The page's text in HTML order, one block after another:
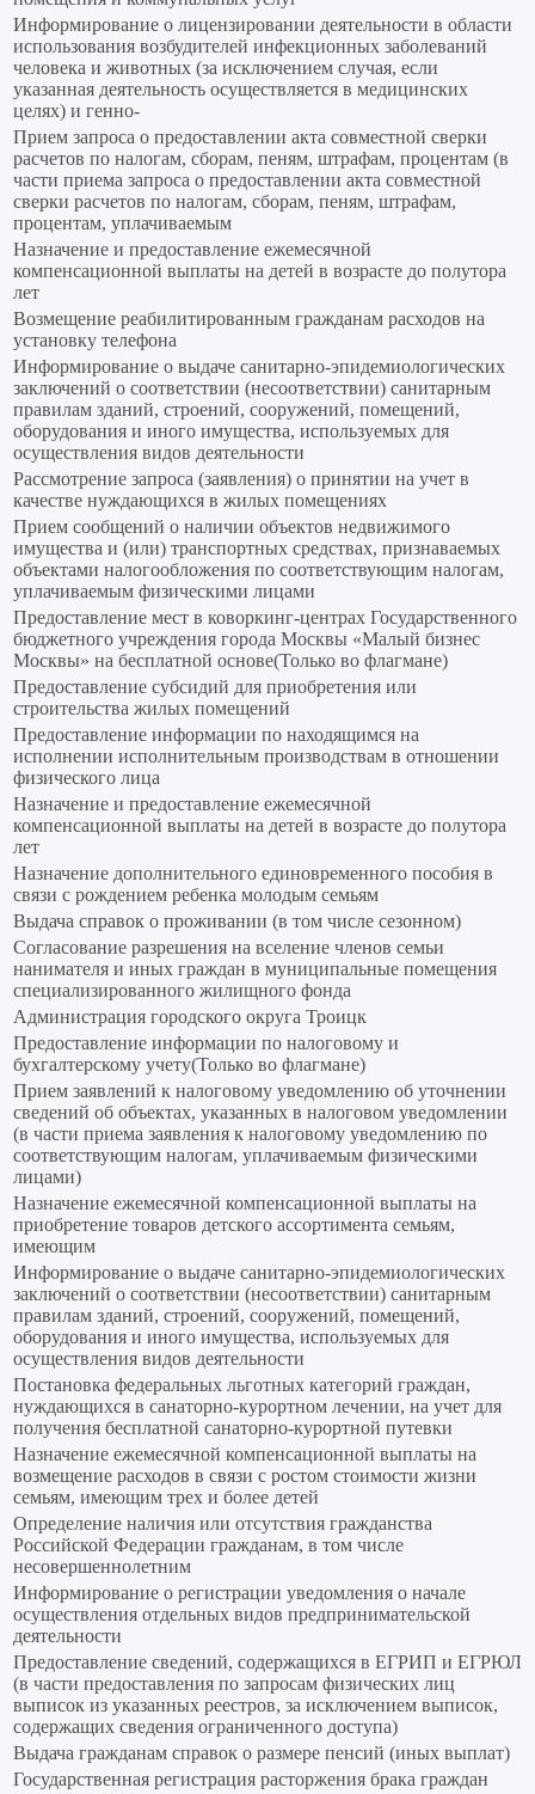
Информирование о лицензировании деятельности в области
использования возбудителей инфекционных заболеваний
человека и животных (за исключением случая, если
указанная деятельность осуществляется в медицинских
целях) и генно-
Прием запроса о предоставлении акта совместной сверки
расчетов по налогам, сборам, пеням, штрафам, процентам (в
части приема запроса о предоставлении акта совместной
сверки расчетов по налогам, сборам, пеням, штрафам,
процентам, уплачиваемым
Назначение и предоставление ежемесячной
компенсационной выплаты на детей в возрасте до полутора
лет
Возмещение реабилитированным гражданам расходов на
установку телефона
Информирование о выдаче санитарно-эпидемиологических
заключений о соответствии (несоответствии) санитарным
правилам зданий, строений, сооружений, помещений,
оборудования и иного имущества, используемых для
осуществления видов деятельности
Рассмотрение запроса (заявления) о принятии на учет в
качестве нуждающихся в жилых помещениях
Прием сообщений о наличии объектов недвижимого
имущества и (или) транспортных средствах, признаваемых
объектами налогообложения по соответствующим налогам,
уплачиваемым физическими лицами
Предоставление мест в коворкинг-центрах Государственного
бюджетного учреждения города Москвы «Малый бизнес
Москвы» на бесплатной основе(Только во флагмане)
Предоставление субсидий для приобретения или
строительства жилых помещений
Предоставление информации по находящимся на
исполнении исполнительным производствам в отношении
физического лица
Назначение и предоставление ежемесячной
компенсационной выплаты на детей в возрасте до полутора
лет
Назначение дополнительного единовременного пособия в
связи с рождением ребенка молодым семьям
Выдача справок о проживании (в том числе сезонном)
Согласование разрешения на вселение членов семьи
нанимателя и иных граждан в муниципальные помещения
специализированного жилищного фонда
Администрация городского округа Троицк
Предоставление информации по налоговому и
бухгалтерскому учету(Только во флагмане)
Прием заявлений к налоговому уведомлению об уточнении
сведений об объектах, указанных в налоговом уведомлении
(в части приема заявления к налоговому уведомлению по
соответствующим налогам, уплачиваемым физическими
лицами)
Назначение ежемесячной компенсационной выплаты на
приобретение товаров детского ассортимента семьям,
имеющим
Информирование о выдаче санитарно-эпидемиологических
заключений о соответствии (несоответствии) санитарным
правилам зданий, строений, сооружений, помещений,
оборудования и иного имущества, используемых для
осуществления видов деятельности
Постановка федеральных льготных категорий граждан,
нуждающихся в санаторно-курортном лечении, на учет для
получения бесплатной санаторно-курортной путевки
Назначение ежемесячной компенсационной выплаты на
возмещение расходов в связи с ростом стоимости жизни
семьям, имеющим трех и более детей
Определение наличия или отсутствия гражданства
Российской Федерации гражданам, в том числе
несовершеннолетним
Информирование о регистрации уведомления о начале
осуществления отдельных видов предпринимательской
деятельности
Предоставление сведений, содержащихся в ЕГРИП и ЕГРЮЛ
(в части предоставления по запросам физических лиц
выписок из указанных реестров, за исключением выписок,
содержащих сведения ограниченного доступа)
Выдача гражданам справок о размере пенсий (иных выплат)
Государственная регистрация расторжения брака граждан